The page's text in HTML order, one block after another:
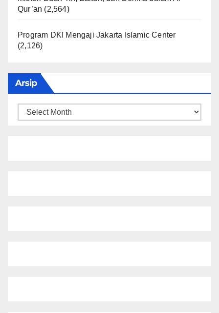
Qur’an (2,564)
Program DKI Mengaji Jakarta Islamic Center
(2,126)
Arsip
Arsip